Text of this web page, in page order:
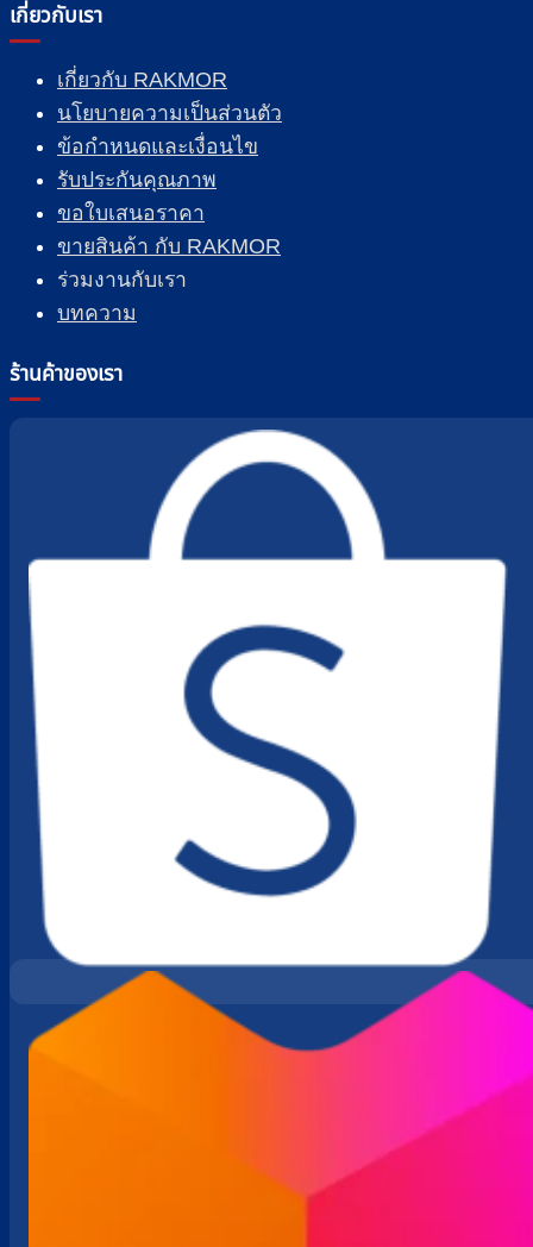
เกี่ยวกับเรา
เกี่ยวกับ RAKMOR
นโยบายความเป็นส่วนตัว
ข้อกำหนดและเงื่อนไข
รับประกันคุณภาพ
ขอใบเสนอราคา
ขายสินค้า กับ RAKMOR
ร่วมงานกับเรา
บทความ
ร้านค้าของเรา